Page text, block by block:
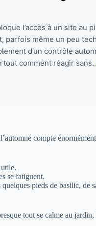
l’accès à un site au
parfois même un peu
d’un contrôle
comment réagir
compte
se fatiguent.
pieds de basilic, de
tout se calme au